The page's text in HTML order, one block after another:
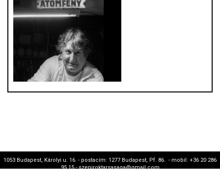
1053 Budapest, Károlyi u. 16. - postacím: 1277 Budapest, Pf. 86. - mobil: +36 20 286
95 15 - szepiroktarsasaga@gmail.com